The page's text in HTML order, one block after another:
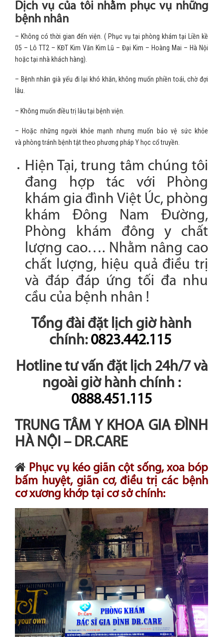
Dịch vụ của tôi nhằm phục vụ những
bệnh nhân
– Không có thời gian đến viện. ( Phục vụ tại phòng khám tại Liền kề
05 – Lô TT2 – KĐT Kim Văn Kim Lũ – Đại Kim – Hoàng Mai – Hà Nội
hoặc tại nhà khách hàng).
– Bệnh nhân già yếu đi lại khó khăn, không muốn phiền toái, chờ đợi
lâu.
– Không muốn điều trị lâu tại bệnh viện.
– Hoặc những người khỏe mạnh nhưng muốn bảo vệ sức khỏe
và phòng tránh bệnh tật theo phương pháp Y học cổ truyền.
Hiện Tại, trung tâm chúng tôi
đang hợp tác với Phòng
khám gia đình Việt Úc, phòng
khám Đông Nam Đường,
Phòng khám đông y chất
lượng cao…. Nhằm nâng cao
chất lượng, hiệu quả điều trị
và đáp đáp ứng tối đa nhu
cầu của bệnh nhân !
Tổng đài đặt lịch giờ hành
chính:0823.442.115
Hotline tư vấn đặt lịch 24h/7 và
ngoài giờ hành chính :
0888.451.115
TRUNG TÂM Y KHOA GIA ĐÌNH
HÀ NỘI – DR.CARE
Phục vụ kéo giãn cột sống, xoa bóp
bấm huyệt, giãn cơ, điều trị các bệnh
cơ xương khớp tại cơ sở chính: